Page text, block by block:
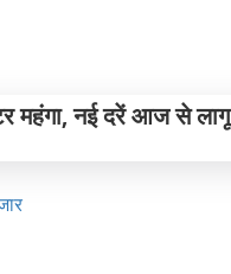
महंगा, नई दरें आज से लागू